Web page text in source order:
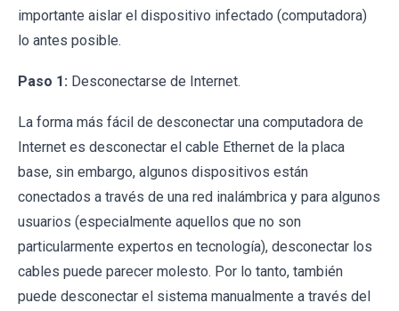
importante aislar el dispositivo infectado (computadora)
lo antes posible.
Paso 1: Desconectarse de Internet.
La forma más fácil de desconectar una computadora de
Internet es desconectar el cable Ethernet de la placa
base, sin embargo, algunos dispositivos están
conectados a través de una red inalámbrica y para algunos
usuarios (especialmente aquellos que no son
particularmente expertos en tecnología), desconectar los
cables puede parecer molesto. Por lo tanto, también
puede desconectar el sistema manualmente a través del